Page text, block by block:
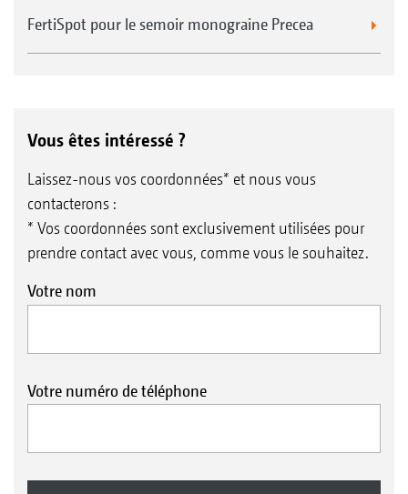
FertiSpot pour le semoir monograine Precea
Vous êtes intéressé ?
Laissez-nous vos coordonnées* et nous vous
contacterons :
* Vos coordonnées sont exclusivement utilisées pour
prendre contact avec vous, comme vous le souhaitez.
Votre nom
Votre numéro de téléphone